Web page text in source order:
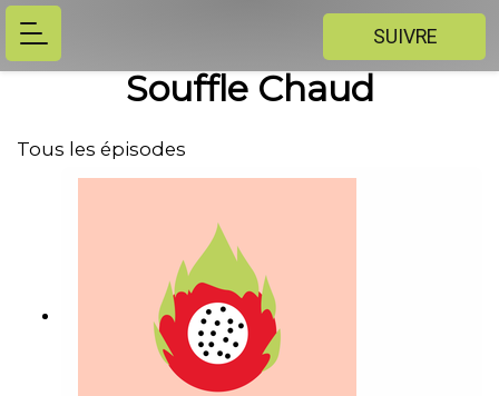
SUIVRE
Souffle Chaud
Tous les épisodes